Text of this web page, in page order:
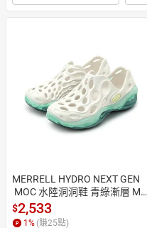
MERRELL HYDRO NEXT GEN
MOC 水陸洞洞鞋 青綠漸層 ML
00003584 女鞋 治裝激推
$2,533
1 % (賺25點)